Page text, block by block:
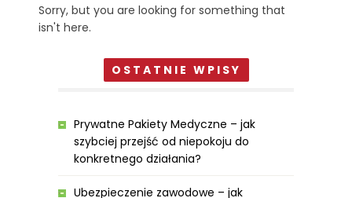
Sorry, but you are looking for something that
isn't here.
OSTATNIE WPISY
Prywatne Pakiety Medyczne – jak
szybciej przejść od niepokoju do
konkretnego działania?
Ubezpieczenie zawodowe – jak